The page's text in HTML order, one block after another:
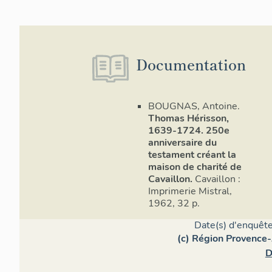
menuiserie
Une table
l'inscription
C.
niveaux et
Charpente de bois à poutres de
(B2),
Documentation
BOUGNAS, Antoine.
Thomas Hérisson,
1639-1724. 250e
anniversaire du
testament créant la
maison de charité de
Cavaillon. Cavaillon :
Imprimerie Mistral,
1962, 32 p.
Date(s)
(c) Région